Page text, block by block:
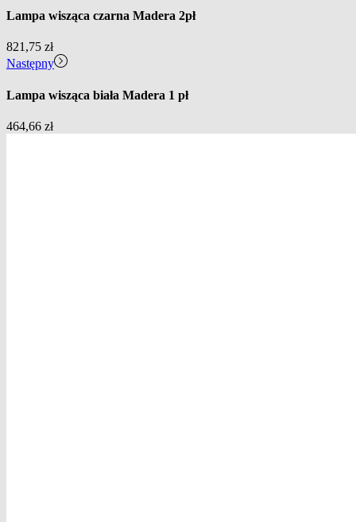
Lampa wisząca czarna Madera 2pł
821,75 zł
Następny
Lampa wisząca biała Madera 1 pł
464,66 zł